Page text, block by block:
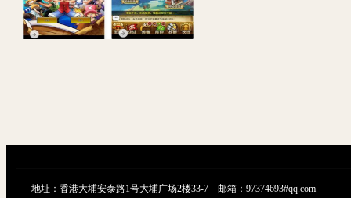
地址：香港大埔安泰路1号大埔广场2楼33-7 邮箱：97374693#qq.com